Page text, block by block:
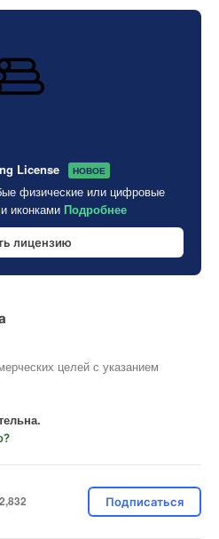
License НОВОЕ
физические или цифровые
иконками Подробнее
лицензию
целей с указанием
Подписаться